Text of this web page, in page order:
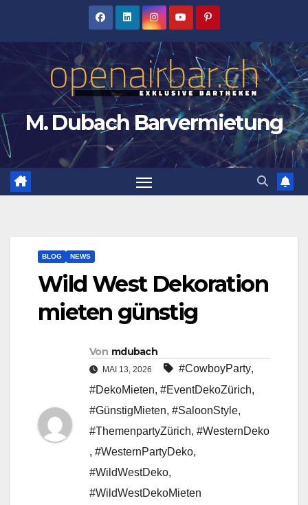
M. Dubach Barvermietung
BLOG NEWS
Wild West Dekoration
mieten günstig
Von mdubach
MAI 13, 2026 #CowboyParty,
#DekoMieten, #EventDekoZürich,
#GünstigMieten, #SaloonStyle,
#ThemenpartyZürich, #WesternDeko
, #WesternPartyDeko,
#WildWestDeko,
#WildWestDekoMieten